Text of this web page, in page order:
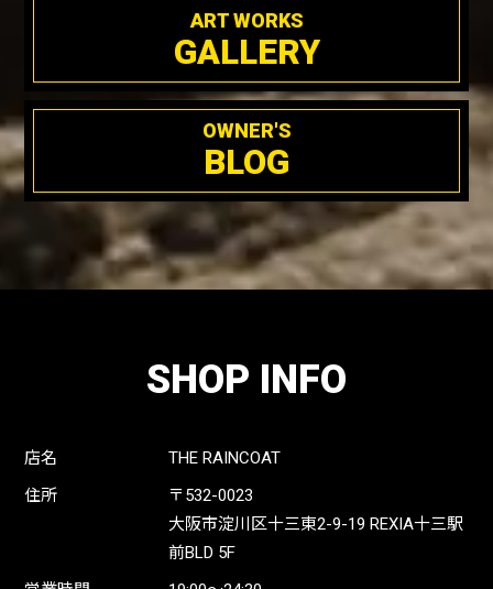
ART WORKS
GALLERY
OWNER'S
BLOG
SHOP INFO
店名
THE RAINCOAT
住所
〒532-0023
大阪市淀川区十三東2-9-19 REXIA十三駅
前BLD 5F